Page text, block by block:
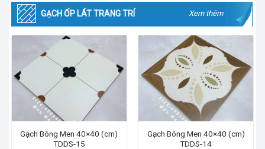
GẠCH ỐP LÁT TRANG TRÍ Xem thêm
Gạch Bông Men 40×40 (cm)
TDDS-15
Gạch Bông Men 40×40 (cm)
TDDS-14